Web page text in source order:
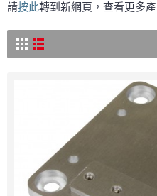
請按此轉到新網頁，查看更多